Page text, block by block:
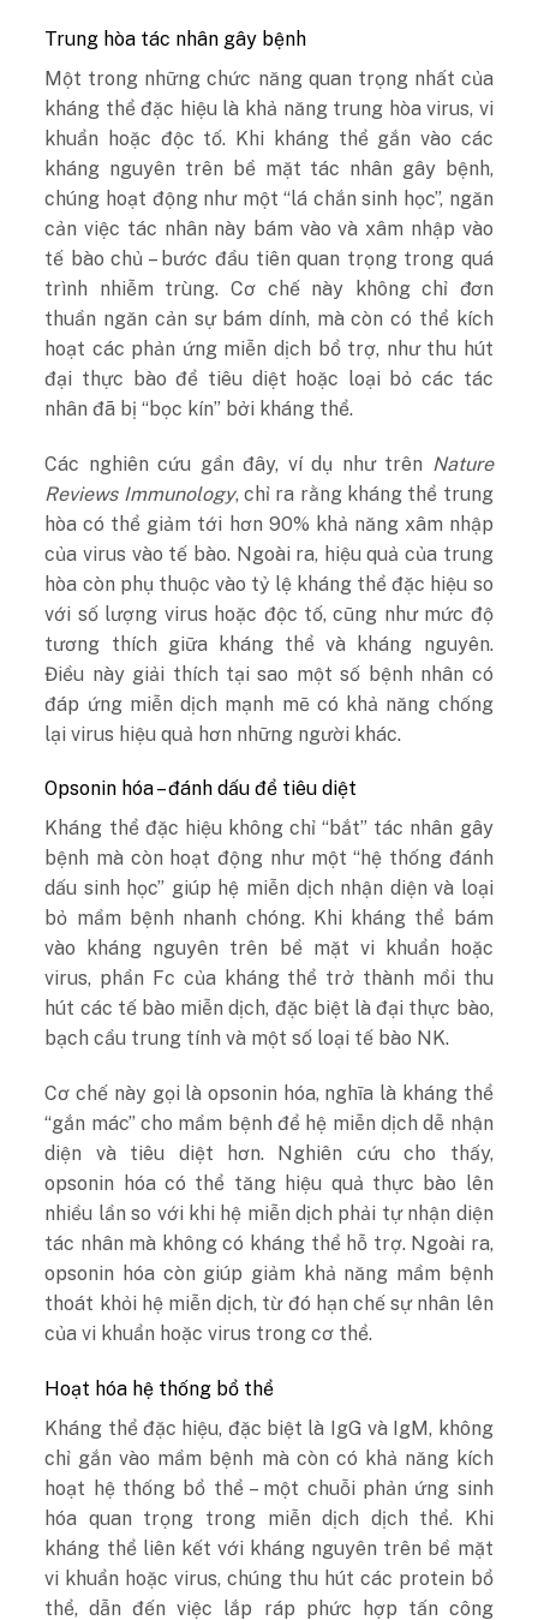
Trung hòa tác nhân gây bệnh
Một trong những chức năng quan trọng nhất của
kháng thể đặc hiệu là khả năng trung hòa virus, vi
khuẩn hoặc độc tố. Khi kháng thể gắn vào các
kháng nguyên trên bề mặt tác nhân gây bệnh,
chúng hoạt động như một “lá chắn sinh học”, ngăn
cản việc tác nhân này bám vào và xâm nhập vào
tế bào chủ – bước đầu tiên quan trọng trong quá
trình nhiễm trùng. Cơ chế này không chỉ đơn
thuần ngăn cản sự bám dính, mà còn có thể kích
hoạt các phản ứng miễn dịch bổ trợ, như thu hút
đại thực bào để tiêu diệt hoặc loại bỏ các tác
nhân đã bị “bọc kín” bởi kháng thể.
Các nghiên cứu gần đây, ví dụ như trên Nature
Reviews Immunology, chỉ ra rằng kháng thể trung
hòa có thể giảm tới hơn 90% khả năng xâm nhập
của virus vào tế bào. Ngoài ra, hiệu quả của trung
hòa còn phụ thuộc vào tỷ lệ kháng thể đặc hiệu so
với số lượng virus hoặc độc tố, cũng như mức độ
tương thích giữa kháng thể và kháng nguyên.
Điều này giải thích tại sao một số bệnh nhân có
đáp ứng miễn dịch mạnh mẽ có khả năng chống
lại virus hiệu quả hơn những người khác.
Opsonin hóa – đánh dấu để tiêu diệt
Kháng thể đặc hiệu không chỉ “bắt” tác nhân gây
bệnh mà còn hoạt động như một “hệ thống đánh
dấu sinh học” giúp hệ miễn dịch nhận diện và loại
bỏ mầm bệnh nhanh chóng. Khi kháng thể bám
vào kháng nguyên trên bề mặt vi khuẩn hoặc
virus, phần Fc của kháng thể trở thành mồi thu
hút các tế bào miễn dịch, đặc biệt là đại thực bào,
bạch cầu trung tính và một số loại tế bào NK.
Cơ chế này gọi là opsonin hóa, nghĩa là kháng thể
“gắn mác” cho mầm bệnh để hệ miễn dịch dễ nhận
diện và tiêu diệt hơn. Nghiên cứu cho thấy,
opsonin hóa có thể tăng hiệu quả thực bào lên
nhiều lần so với khi hệ miễn dịch phải tự nhận diện
tác nhân mà không có kháng thể hỗ trợ. Ngoài ra,
opsonin hóa còn giúp giảm khả năng mầm bệnh
thoát khỏi hệ miễn dịch, từ đó hạn chế sự nhân lên
của vi khuẩn hoặc virus trong cơ thể.
Hoạt hóa hệ thống bổ thể
Kháng thể đặc hiệu, đặc biệt là IgG và IgM, không
chỉ gắn vào mầm bệnh mà còn có khả năng kích
hoạt hệ thống bổ thể – một chuỗi phản ứng sinh
hóa quan trọng trong miễn dịch dịch thể. Khi
kháng thể liên kết với kháng nguyên trên bề mặt
vi khuẩn hoặc virus, chúng thu hút các protein bổ
thể, dẫn đến việc lắp ráp phức hợp tấn công